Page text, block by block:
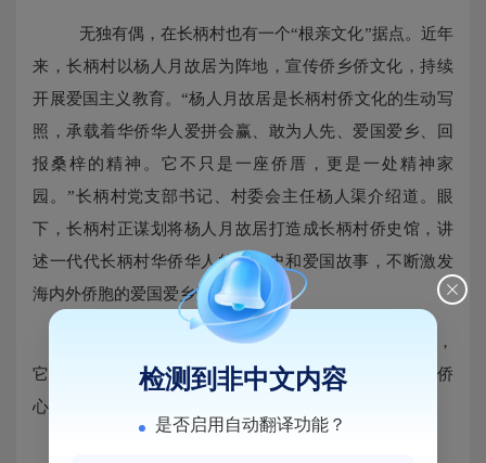
无独有偶，在长柄村也有一个“根亲文化”据点。近年
来，长柄村以杨人月故居为阵地，宣传侨乡侨文化，持续
开展爱国主义教育。“杨人月故居是长柄村侨文化的生动写
照，承载着华侨华人爱拼会赢、敢为人先、爱国爱乡、回
报桑梓的精神。它不只是一座侨厝，更是一处精神家
园。”长柄村党支部书记、村委会主任杨人渠介绍道。眼
下，长柄村正谋划将杨人月故居打造成长柄村侨史馆，讲
述一代代长柄村华侨华人的奋斗史和爱国故事，不断激发
海内外侨胞的爱国爱乡情怀。
无论是新建的联谊之家还是活化利用的侨胞故居，
它们都有一个共同目标，便是传递家的温馨，成为凝聚侨
心的精神家园。
检测到非中文内容
是否启用自动翻译功能？